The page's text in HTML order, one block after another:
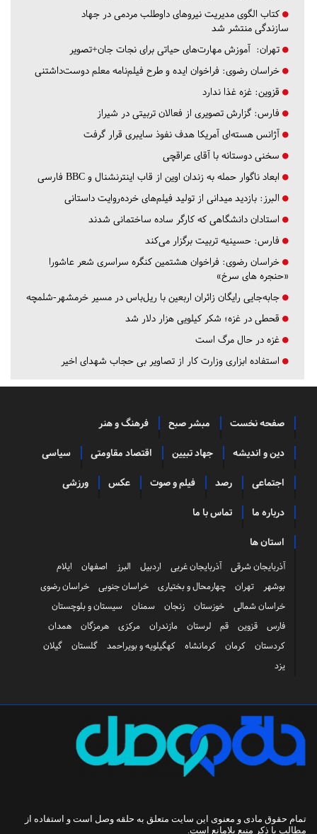
کتاب الگوی مدیریت نیروهای داوطلب مردمی در جهاد
سازندگی منتشر شد
تهران: آموزش مهارت‌های حیاتی برای نجات جان+تصویر
خراسان رضوی: فراخوان ایده و طرح فیلم‌نامه معلم دوست‌داشتنی
قزوین: غزه غذا ندارد
فارس: گزارش تصویری از فعالان تربیتی در شیراز
آژانس هسته‌ای آمریکا هدف نفوذ سایبری قرار گرفت
سخنی دوستانه با آقای عراقچی
ابعاد ناگوار حمله به زندان اوین از قاب اینترنشنال و BBC فارسی
البرز: بازدید میدانی از تولید فیلم‌های خرده‌روایت داستانی
استادان دانشگاهی که کارگر ساده ساختمانی شدند
فارس: حسینیه تربیت برگزار می‌کند
خراسان رضوی: فراخوان هشتمین کنگره سراسری شعر عاشورا
«حنجره های سرخ»
جابه‌جایی رایگان زائران اربعین با ریل‌باس در مسیر خرمشهر-شلمچه
قحطی در غزه؛ شکر کیلویی هزار دلار شد
غزه در حال مرگ است
استفاده ابزاری وزارت کار از تصاویر بی حجاب شهدای اخیر
صفحه نخست مبشر صبح فرهنگ و هنر
دین و اندیشه جهاد تبیین اقتصاد مقاومتی سیاسی
اجتماعی رصد فیلم و صوت عکس ورزشی
درباره ما تماس با ما
استان ها
آذربایجان شرقی آذربایجان غربی اردبیل البرز اصفهان
ایلام
بوشهر
تهران چهارمحال و بختیاری خراسان جنوبی
خراسان رضوی
خراسان شمالی
خوزستان زنجان سمنان
سیستان و بلوچستان
فارس
قزوین قم لرستان مازندران مرکزی هرمزگان
همدان
کردستان
کرمان کرمانشاه کهگیلویه و بویراحمد گلستان
گیلان
یزد
تمام حقوق مادی و معنوی این سایت متعلق به حلقه وصل است و استفاده از
مطالب با ذکر منبع بلامانع است.